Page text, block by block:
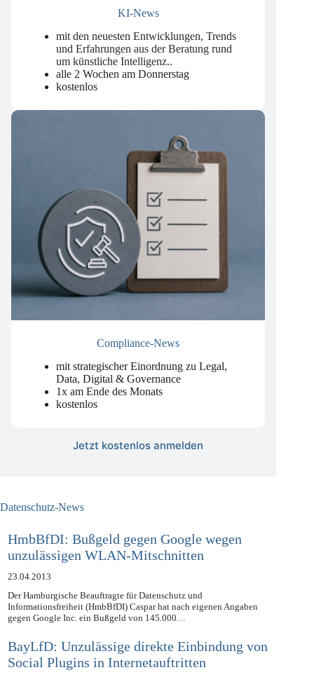
mit den neuesten Entwicklungen, Trends
und Erfahrungen aus der Beratung rund
um künstliche Intelligenz..
alle 2 Wochen am Donnerstag
mit strategischer Einordnung zu Legal,
Data, Digital & Governance
1x am Ende des Monats
HmbBfDI: Bußgeld gegen Google wegen
unzulässigen WLAN-Mitschnitten
23.04.2013
Der Hamburgische Beauftragte für Datenschutz und
Informationsfreiheit (HmbBfDI) Caspar hat nach eigenen Angaben
BayLfD: Unzulässige direkte Einbindung von